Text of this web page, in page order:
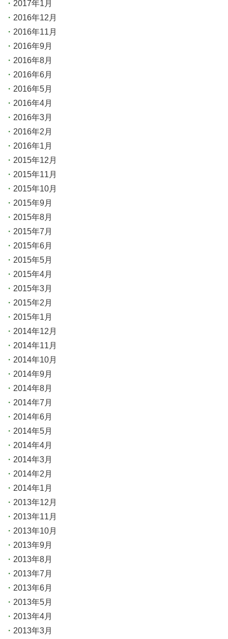
2017年1月
2016年12月
2016年11月
2016年9月
2016年8月
2016年6月
2016年5月
2016年4月
2016年3月
2016年2月
2016年1月
2015年12月
2015年11月
2015年10月
2015年9月
2015年8月
2015年7月
2015年6月
2015年5月
2015年4月
2015年3月
2015年2月
2015年1月
2014年12月
2014年11月
2014年10月
2014年9月
2014年8月
2014年7月
2014年6月
2014年5月
2014年4月
2014年3月
2014年2月
2014年1月
2013年12月
2013年11月
2013年10月
2013年9月
2013年8月
2013年7月
2013年6月
2013年5月
2013年4月
2013年3月